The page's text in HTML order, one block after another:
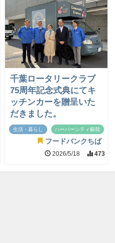
千葉ロータリークラブ
75周年記念式典にてキ
ッチンカーを贈呈いた
だきました。
生活・暮らし ハーバーシティ蘇我
フードバンクちば
2026/5/18 473